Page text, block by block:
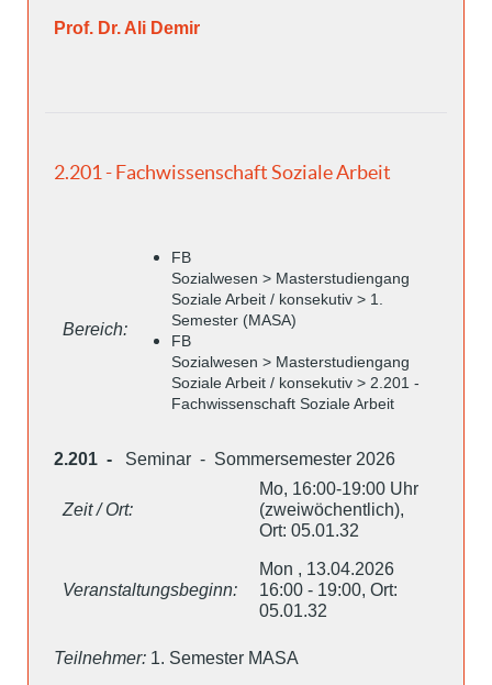
Prof. Dr. Ali Demir
2.201 - Fachwissenschaft Soziale Arbeit
Bereich:
FB
Sozialwesen > Masterstudiengang
Soziale Arbeit / konsekutiv > 1.
Semester (MASA)
FB
Sozialwesen > Masterstudiengang
Soziale Arbeit / konsekutiv > 2.201 -
Fachwissenschaft Soziale Arbeit
2.201 - Seminar - Sommersemester 2026
Zeit / Ort:
Mo, 16:00-19:00 Uhr
(zweiwöchentlich),
Ort: 05.01.32
Veranstaltungsbeginn:
Mon , 13.04.2026
16:00 - 19:00, Ort:
05.01.32
Teilnehmer: 1. Semester MASA